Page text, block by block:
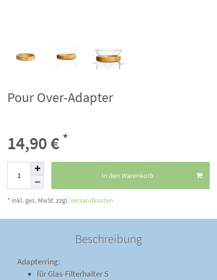
Pour Over-Adapter
14,90 € *
In den Warenkorb
* inkl. ges. MwSt. zzgl.Versandkosten
Beschreibung
Adapterring:
für Glas-Filterhalter S